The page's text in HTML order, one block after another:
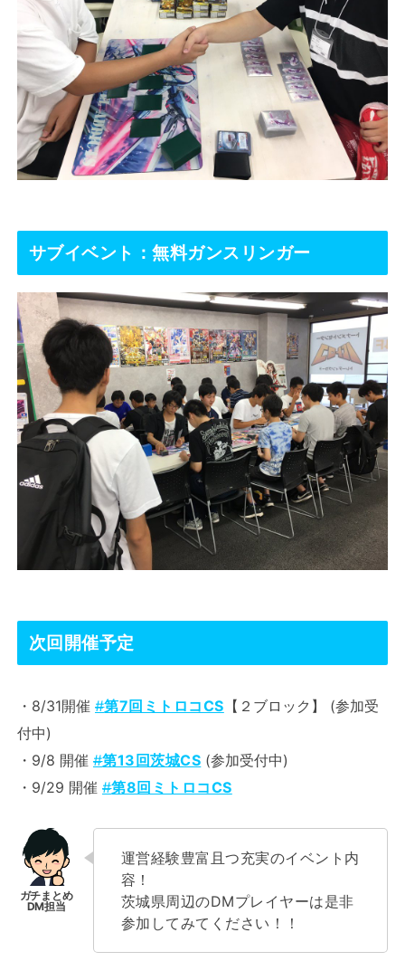
サブイベント：無料ガンスリンガー
次回開催予定
・8/31開催 #第7回ミトロコCS 【２ブロック】 (参加受
付中)
・9/8 開催 #第13回茨城CS (参加受付中)
・9/29 開催 #第8回ミトロコCS
運営経験豊富且つ充実のイベント内
容！
茨城県周辺のDMプレイヤーは是非
参加してみてください！！